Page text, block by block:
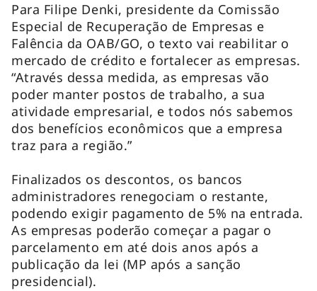
Para Filipe Denki, presidente da Comissão
Especial de Recuperação de Empresas e
Falência da OAB/GO, o texto vai reabilitar o
mercado de crédito e fortalecer as empresas.
“Através dessa medida, as empresas vão
poder manter postos de trabalho, a sua
atividade empresarial, e todos nós sabemos
dos benefícios econômicos que a empresa
traz para a região.”
Finalizados os descontos, os bancos
administradores renegociam o restante,
podendo exigir pagamento de 5% na entrada.
As empresas poderão começar a pagar o
parcelamento em até dois anos após a
publicação da lei (MP após a sanção
presidencial).